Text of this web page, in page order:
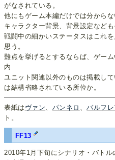
がなされている。
他にもゲーム本編だけでは分からな
キャラクター背景、背景設定なども
戦闘中の細かいステータスはこれ
思う。
難点を挙げるとするならば、ゲー
内
ユニット関連以外のものは掲載し
は結構省略されている所位か。
表紙は ヴァン、 パンネロ 、バルフレ
ト。
FF13
2010年1月下旬にシナリオ・バトル